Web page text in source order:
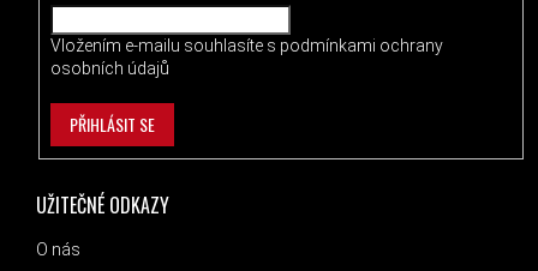
UŽITEČNÉ ODKAZY
O nás
Vložením e-mailu souhlasíte s podmínkami ochrany
osobních údajů
PŘIHLÁSIT SE